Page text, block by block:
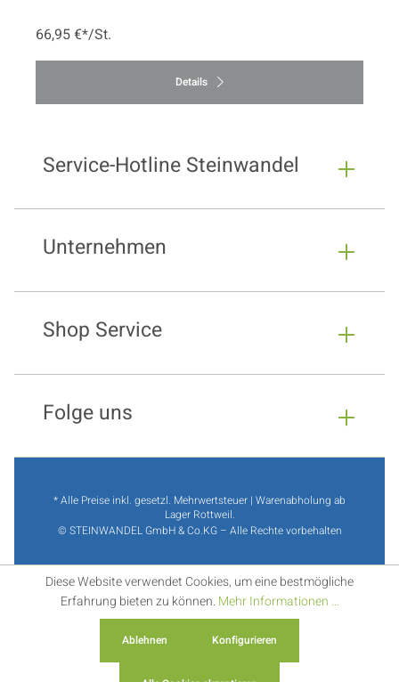
66,95 €*/St.
Details
Service-Hotline Steinwandel
Unternehmen
Shop Service
Folge uns
* Alle Preise inkl. gesetzl. Mehrwertsteuer | Warenabholung ab
Lager Rottweil.
© STEINWANDEL GmbH & Co.KG – Alle Rechte vorbehalten
Diese Website verwendet Cookies, um eine bestmögliche
Erfahrung bieten zu können. Mehr Informationen ...
Ablehnen Konfigurieren